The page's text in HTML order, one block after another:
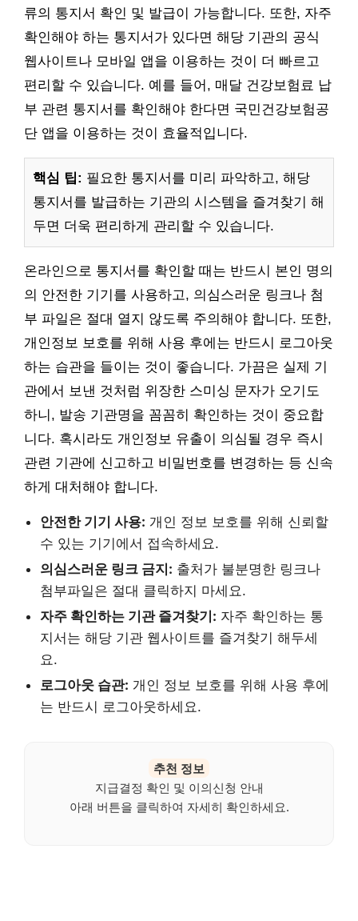
류의 통지서 확인 및 발급이 가능합니다. 또한, 자주
확인해야 하는 통지서가 있다면 해당 기관의 공식
웹사이트나 모바일 앱을 이용하는 것이 더 빠르고
편리할 수 있습니다. 예를 들어, 매달 건강보험료 납
부 관련 통지서를 확인해야 한다면 국민건강보험공
단 앱을 이용하는 것이 효율적입니다.
핵심 팁: 필요한 통지서를 미리 파악하고, 해당
통지서를 발급하는 기관의 시스템을 즐겨찾기 해
두면 더욱 편리하게 관리할 수 있습니다.
온라인으로 통지서를 확인할 때는 반드시 본인 명의
의 안전한 기기를 사용하고, 의심스러운 링크나 첨
부 파일은 절대 열지 않도록 주의해야 합니다. 또한,
개인정보 보호를 위해 사용 후에는 반드시 로그아웃
하는 습관을 들이는 것이 좋습니다. 가끔은 실제 기
관에서 보낸 것처럼 위장한 스미싱 문자가 오기도
하니, 발송 기관명을 꼼꼼히 확인하는 것이 중요합
니다. 혹시라도 개인정보 유출이 의심될 경우 즉시
관련 기관에 신고하고 비밀번호를 변경하는 등 신속
하게 대처해야 합니다.
안전한 기기 사용: 개인 정보 보호를 위해 신뢰할
수 있는 기기에서 접속하세요.
의심스러운 링크 금지: 출처가 불분명한 링크나
첨부파일은 절대 클릭하지 마세요.
자주 확인하는 기관 즐겨찾기: 자주 확인하는 통
지서는 해당 기관 웹사이트를 즐겨찾기 해두세
요.
로그아웃 습관: 개인 정보 보호를 위해 사용 후에
는 반드시 로그아웃하세요.
추천 정보
지급결정 확인 및 이의신청 안내
아래 버튼을 클릭하여 자세히 확인하세요.